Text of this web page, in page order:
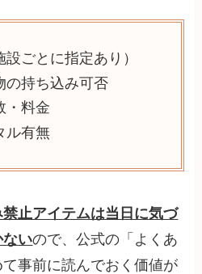
ごとに指定あり）
の持ち込み可否
・料金
ル有無
止アイテムは当日に気づ
ないので、公式の「よくあ
事前に読んでおく価値が